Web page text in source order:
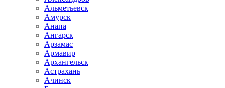
Альметьевск
Амурск
Анапа
Ангарск
Арзамас
Армавир
Архангельск
Астрахань
Ачинск